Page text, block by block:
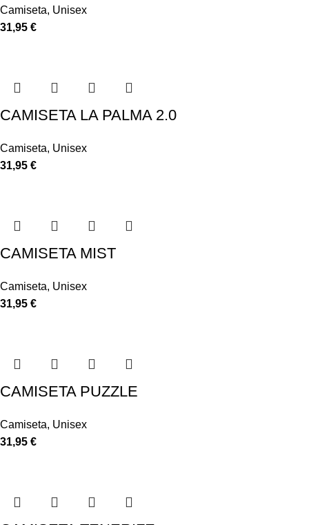
Camiseta, Unisex
31,95 €
CAMISETA LA PALMA 2.0
Camiseta, Unisex
31,95 €
CAMISETA MIST
Camiseta, Unisex
31,95 €
CAMISETA PUZZLE
Camiseta, Unisex
31,95 €